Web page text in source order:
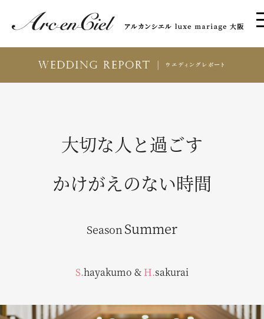
大切な人と過ごす
かけがえのない時間
Season Summer
S.hayakumo & H.sakurai